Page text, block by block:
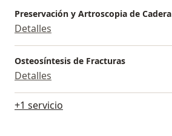
Preservación y Artroscopia de Cadera
Detalles
Osteosíntesis de Fracturas
Detalles
+1 servicio